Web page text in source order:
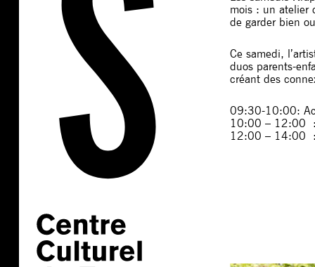
mois : un atelier
de garder bien
Ce samedi,
duos parents-
créant des
09:30-10:00:
10:00 – 12:00 :
12:00 – 14:00 :